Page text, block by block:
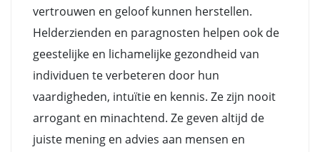
vertrouwen en geloof kunnen herstellen.
Helderzienden en paragnosten helpen ook de
geestelijke en lichamelijke gezondheid van
individuen te verbeteren door hun
vaardigheden, intuïtie en kennis. Ze zijn nooit
arrogant en minachtend. Ze geven altijd de
juiste mening en advies aan mensen en